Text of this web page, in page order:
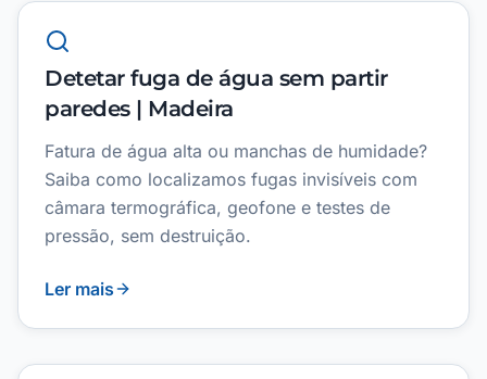
Detetar fuga de água sem partir
paredes | Madeira
Fatura de água alta ou manchas de humidade?
Saiba como localizamos fugas invisíveis com
câmara termográfica, geofone e testes de
pressão, sem destruição.
Ler mais